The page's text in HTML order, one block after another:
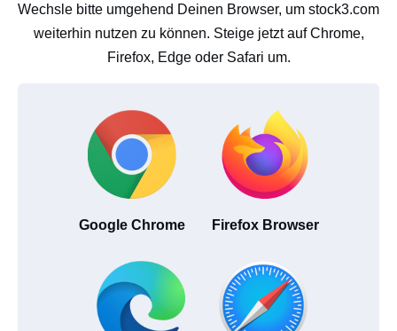
Wechsle bitte umgehend Deinen Browser, um stock3.com
weiterhin nutzen zu können. Steige jetzt auf Chrome,
Firefox, Edge oder Safari um.
Google Chrome Firefox Browser